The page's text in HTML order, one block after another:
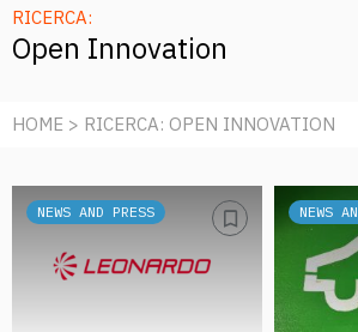
RICERCA:
Open Innovation
HOME > RICERCA: OPEN INNOVATION
NEWS AND PRESS NEWS